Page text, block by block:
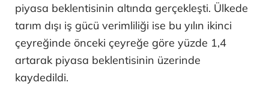
piyasa beklentisinin altında gerçekleşti. Ülkede
tarım dışı iş gücü verimliliği ise bu yılın ikinci
çeyreğinde önceki çeyreğe göre yüzde 1,4
artarak piyasa beklentisinin üzerinde
kaydedildi.